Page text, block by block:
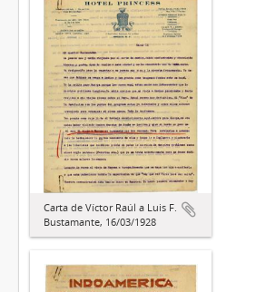
Carta de Víctor Raúl a Luis F.
Bustamante, 16/03/1928